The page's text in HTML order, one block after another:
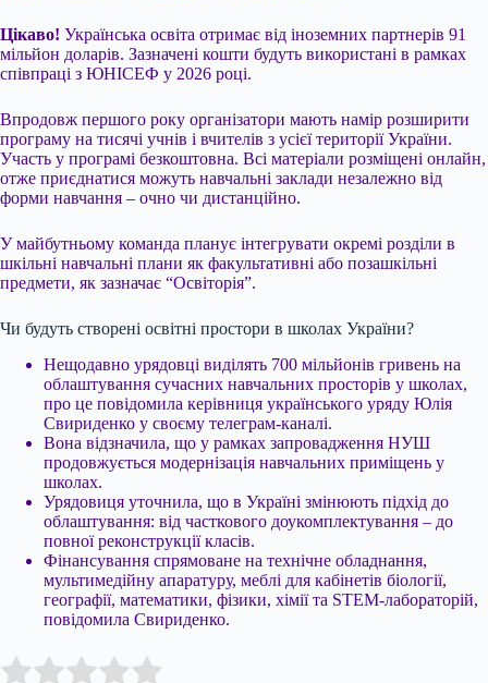
Цікаво! Українська освіта отримає від іноземних партнерів 91
мільйон доларів. Зазначені кошти будуть використані в рамках
співпраці з ЮНІСЕФ у 2026 році.
Впродовж першого року організатори мають намір розширити
програму на тисячі учнів і вчителів з усієї території України.
Участь у програмі безкоштовна. Всі матеріали розміщені онлайн,
отже приєднатися можуть навчальні заклади незалежно від
форми навчання – очно чи дистанційно.
У майбутньому команда планує інтегрувати окремі розділи в
шкільні навчальні плани як факультативні або позашкільні
предмети, як зазначає “Освіторія”.
Чи будуть створені освітні простори в школах України?
Нещодавно урядовці виділять 700 мільйонів гривень на
облаштування сучасних навчальних просторів у школах,
про це повідомила керівниця українського уряду Юлія
Свириденко у своєму телеграм-каналі.
Вона відзначила, що у рамках запровадження НУШ
продовжується модернізація навчальних приміщень у
школах.
Урядовиця уточнила, що в Україні змінюють підхід до
облаштування: від часткового доукомплектування – до
повної реконструкції класів.
Фінансування спрямоване на технічне обладнання,
мультимедійну апаратуру, меблі для кабінетів біології,
географії, математики, фізики, хімії та STEM-лабораторій,
повідомила Свириденко.
Rate this item: